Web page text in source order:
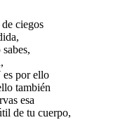
ciegos
es por ello
también
esa
de tu cuerpo,